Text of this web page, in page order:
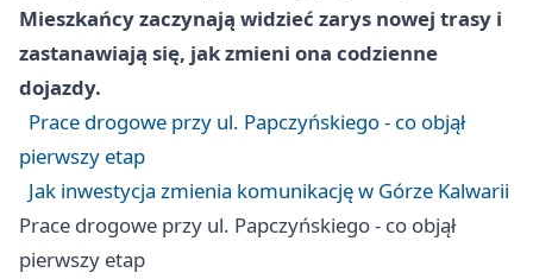
Mieszkańcy zaczynają widzieć zarys nowej trasy i
zastanawiają się, jak zmieni ona codzienne
dojazdy.
Prace drogowe przy ul. Papczyńskiego - co objął
pierwszy etap
Jak inwestycja zmienia komunikację w Górze Kalwarii
Prace drogowe przy ul. Papczyńskiego - co objął
pierwszy etap